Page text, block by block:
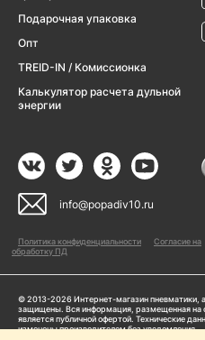
Подарочная упаковка
Опт
TREID-IN / Комиссионка
Калькулятор расчета дульной
энергии
info@popadiv10.ru
Политика конфиденциальности
Согласие на
обработку ПД
© 2013-2026 Интернет-магазин пневматики,
защищены. Вся информация, размещенная на
является публичной офертой. Технические
изменены производителем без уведомления